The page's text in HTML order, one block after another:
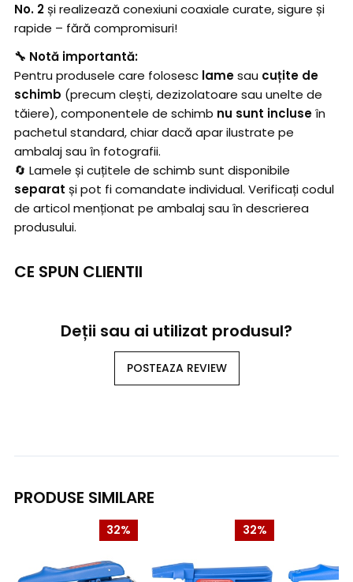
No. 2și realizează conexiuni coaxiale curate, sigure și
rapide – fără compromisuri!
🔧 Notă importantă:
Pentru produsele care folosesc lamesau cuțite de
schimb (precum clești, dezizolatoare sau unelte de
tăiere), componentele de schimb nu sunt incluseîn
pachetul standard, chiar dacă apar ilustrate pe
ambalaj sau în fotografii.
🔄 Lamele și cuțitele de schimb sunt disponibile
separat și pot fi comandate individual. Verificați codul
de articol menționat pe ambalaj sau în descrierea
produsului.
CE SPUN CLIENTII
Deții sau ai utilizat produsul?
POSTEAZA REVIEW
PRODUSE SIMILARE
32% 32%